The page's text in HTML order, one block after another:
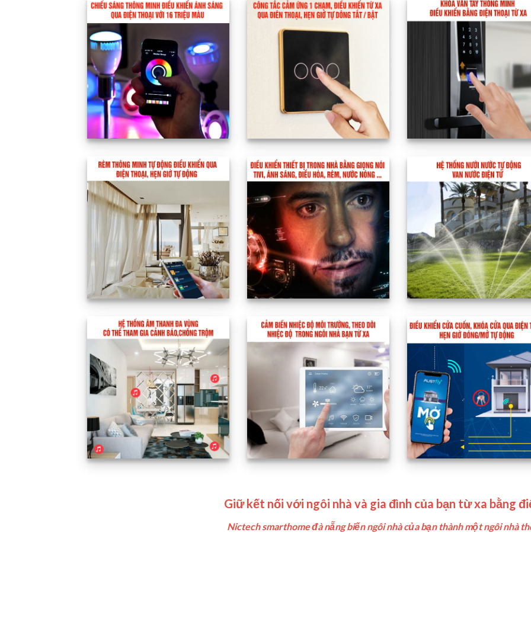
Giữ kết nối với ngôi nhà và gia đình của bạn từ xa bằng
Nictech smarthome đà nẵng biến ngôi nhà của bạn thành một ngôi nhà